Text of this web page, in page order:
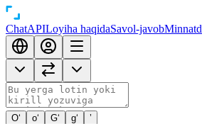
ChatAPILoyiha haqidaSavol-javob
O‘ o‘ G‘ g‘ ’